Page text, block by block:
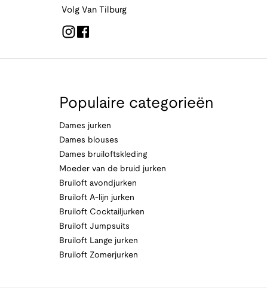
Volg Van Tilburg
Populaire categorieën
Dames jurken
Dames blouses
Dames bruiloftskleding
Moeder van de bruid jurken
Bruiloft avondjurken
Bruiloft A-lijn jurken
Bruiloft Cocktailjurken
Bruiloft Jumpsuits
Bruiloft Lange jurken
Bruiloft Zomerjurken